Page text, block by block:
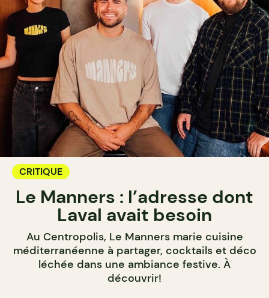
CRITIQUE
Le Manners : l’adresse dont
Laval avait besoin
Au Centropolis, Le Manners marie cuisine
méditerranéenne à partager, cocktails et déco
léchée dans une ambiance festive. À
découvrir!